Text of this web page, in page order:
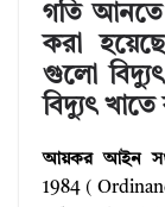
গতি আনতে
করা
গুলো
বিদ্যুৎ
আয়কর আইন
1984 (